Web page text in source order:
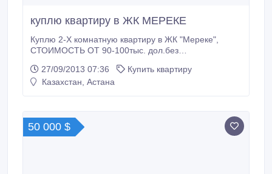
куплю квартиру в ЖК МЕРЕКЕ
Куплю 2-Х комнатную квартиру в ЖК "Мереке",
СТОИМОСТЬ ОТ 90-100тыс. дол.без
27/09/2013 07:36
Купить квартиру
Казахстан, Астана
50 000 $